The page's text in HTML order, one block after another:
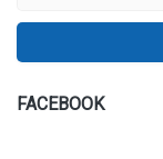
FACEBOOK